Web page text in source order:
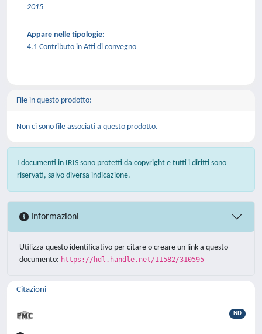
2015
Appare nelle tipologie:
4.1 Contributo in Atti di convegno
File in questo prodotto:
Non ci sono file associati a questo prodotto.
I documenti in IRIS sono protetti da copyright e tutti i diritti sono
riservati, salvo diversa indicazione.
Informazioni
Utilizza questo identificativo per citare o creare un link a questo
documento: https://hdl.handle.net/11582/310595
Citazioni
ND